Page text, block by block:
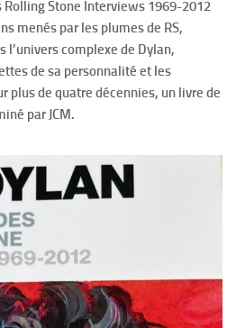
Stone Interviews 1969-2012
menés par les plumes de RS,
complexe de Dylan,
de sa personnalité et les
plus de quatre décennies, un livre de
par JCM.